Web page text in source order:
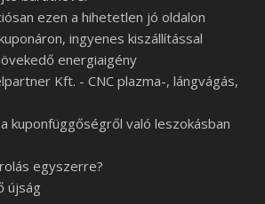
ezen a hihetetlen jó oldalon
ingyenes kiszállítással
energiaigény
Kft. - CNC plazma-, lángvágás,
kuponfüggőségről való leszokásban
egyszerre?
újság